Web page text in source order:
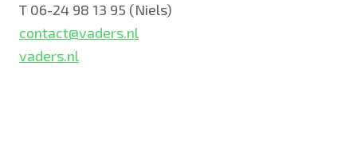
T 06-24 98 13 95 (Niels)
contact@vaders.nl
vaders.nl